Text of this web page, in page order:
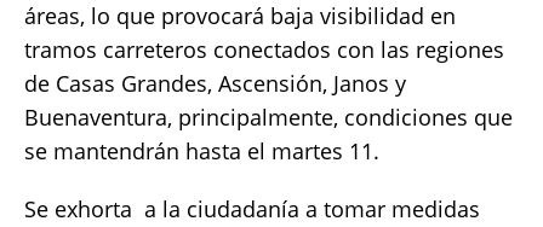
áreas, lo que provocará baja visibilidad en
tramos carreteros conectados con las regiones
de Casas Grandes, Ascensión, Janos y
Buenaventura, principalmente, condiciones que
se mantendrán hasta el martes 11.
Se exhorta a la ciudadanía a tomar medidas